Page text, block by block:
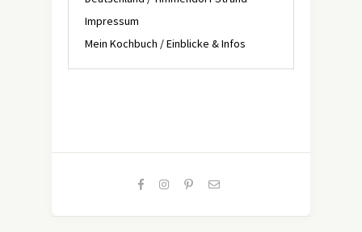
Impressum
Mein Kochbuch / Einblicke & Infos